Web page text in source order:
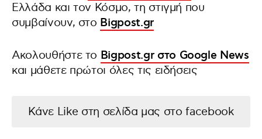
Ελλάδα και τον Κόσμο, τη στιγμή που
συμβαίνουν, στο Bigpost.gr
Ακολουθήστε το Bigpost.gr στο Google News
και μάθετε πρώτοι όλες τις ειδήσεις
Κάνε Like στη σελίδα μας στο facebook